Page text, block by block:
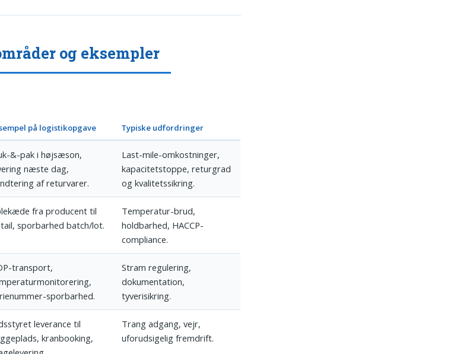
og eksempler
på logistikopgave Typiske udfordringer
&-pak i højsæson,
næste dag,
af returvarer.
Last-mile-omkostninger,
kapacitetstoppe, returgrad
og kvalitetssikring.
fra producent til
sporbarhed batch/lot.
Temperatur-brud,
holdbarhed, HACCP-
compliance.
transport,
sporbarhed.
Stram regulering,
dokumentation,
tyverisikring.
leverance til
kranbooking,
Trang adgang, vejr,
uforudsigelig fremdrift.